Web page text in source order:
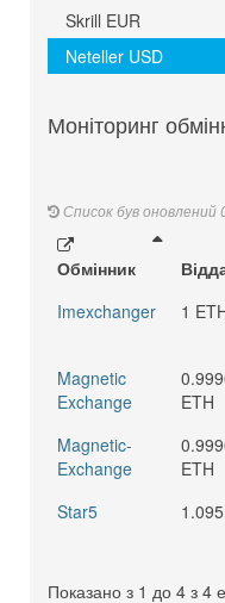
Skrill EUR
Neteller USD
Моніторинг
Список був оновлений
Обмінник
Imexchanger
1
Magnetic
Exchange
ETH
Magnetic-
Exchange
ETH
Star5
Показано з 1 до 4 з 4